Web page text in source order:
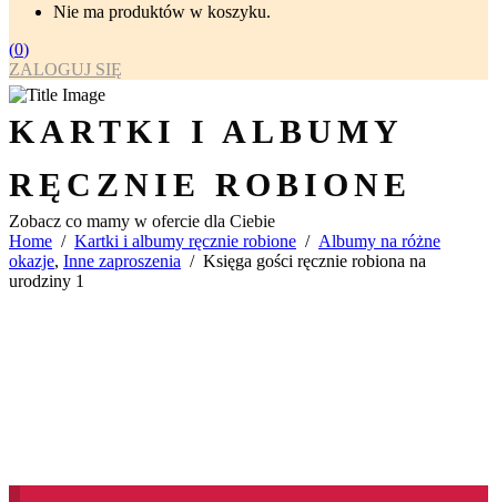
Nie ma produktów w koszyku.
(0)
ZALOGUJ SIĘ
KARTKI I ALBUMY
RĘCZNIE ROBIONE
Zobacz co mamy w ofercie dla Ciebie
Home / Kartki i albumy ręcznie robione / Albumy na różne
okazje, Inne zaproszenia / Księga gości ręcznie robiona na
urodziny 1